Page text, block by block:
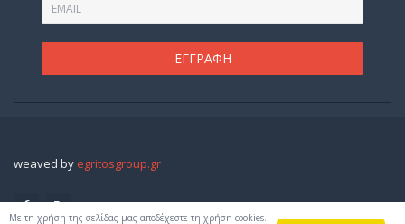
weaved by egritosgroup.gr
Με τη χρήση της σελίδας μας αποδέχεστε τη χρήση cookies.